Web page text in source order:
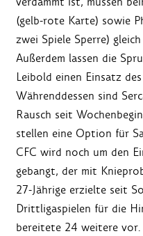
(gelb-rote Karte) sowie
zwei Spiele Sperre)
Außerdem lassen die
Leibold einen Einsatz
Währenddessen sind
Rausch seit
stellen eine Option für
CFC wird noch um den
gebangt, der mit
27-Jährige erzielte seit
Drittligaspielen für die
bereitete 24 weitere vor.